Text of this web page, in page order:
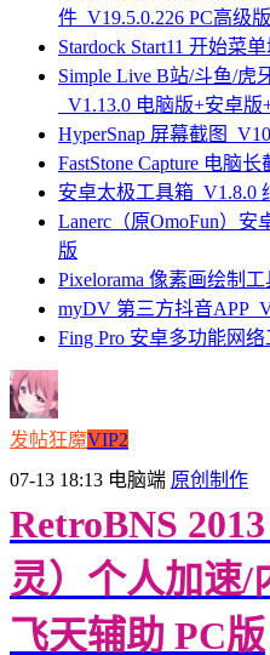
件_V19.5.0.226 PC高级版
Stardock Start11 开始菜
Simple Live B站/斗鱼/虎
_V1.13.0 电脑版+安卓
HyperSnap 屏幕截图
FastStone Capture 电脑
安卓太极工具箱_V1.8.0
Lanerc（原OmoFun）
版
Pixelorama 像素画绘制
myDV 第三方抖音
Fing Pro 安卓多功能网
发帖狂魔VIP2
07-13 18:13 电脑端 原创制作
RetroBNS
灵）个人加速/
飞天辅助 PC版